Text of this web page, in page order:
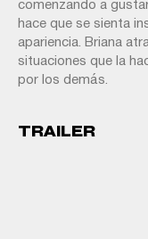
comenzando a
hace que se sienta
apariencia. Briana
situaciones que la
por los demás.
TRAILER